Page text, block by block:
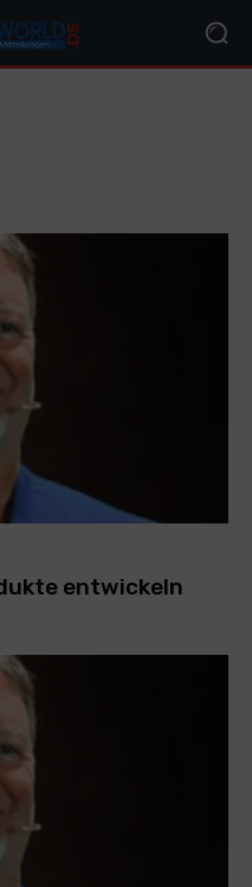
entwickeln